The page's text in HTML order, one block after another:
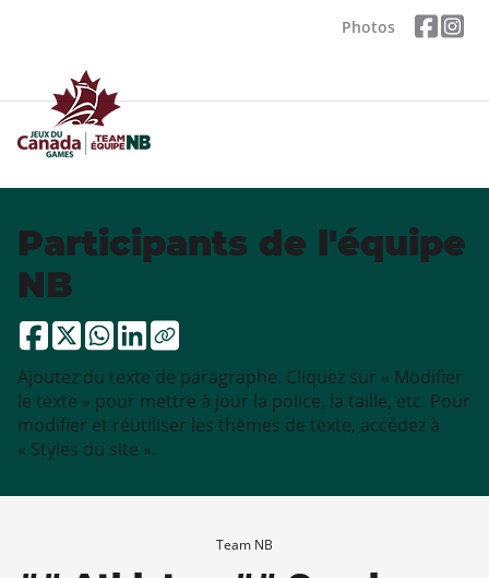
Photos
Participants de l'équipe
NB
Ajoutez du texte de paragraphe. Cliquez sur « Modifier
le texte » pour mettre à jour la police, la taille, etc. Pour
modifier et réutiliser les thèmes de texte, accédez à
« Styles du site ».
Team NB